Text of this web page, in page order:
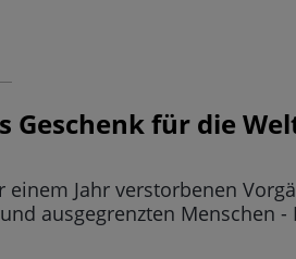
Geschenk für die
Jahr verstorbenen
ausgegrenzten Menschen